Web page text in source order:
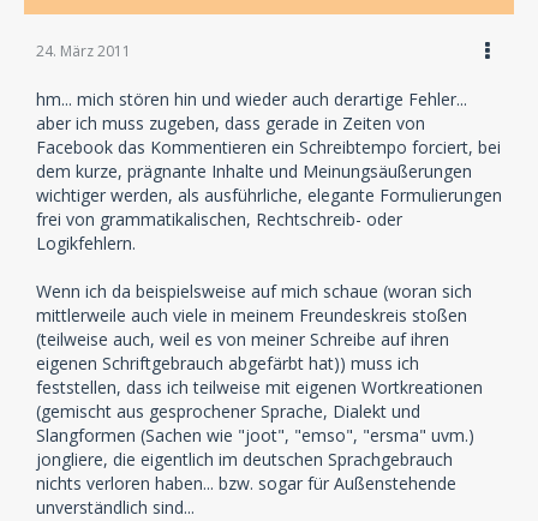
24. März 2011
hm... mich stören hin und wieder auch derartige Fehler...
aber ich muss zugeben, dass gerade in Zeiten von
Facebook das Kommentieren ein Schreibtempo forciert, bei
dem kurze, prägnante Inhalte und Meinungsäußerungen
wichtiger werden, als ausführliche, elegante Formulierungen
frei von grammatikalischen, Rechtschreib- oder
Logikfehlern.
Wenn ich da beispielsweise auf mich schaue (woran sich
mittlerweile auch viele in meinem Freundeskreis stoßen
(teilweise auch, weil es von meiner Schreibe auf ihren
eigenen Schriftgebrauch abgefärbt hat)) muss ich
feststellen, dass ich teilweise mit eigenen Wortkreationen
(gemischt aus gesprochener Sprache, Dialekt und
Slangformen (Sachen wie "joot", "emso", "ersma" uvm.)
jongliere, die eigentlich im deutschen Sprachgebrauch
nichts verloren haben... bzw. sogar für Außenstehende
unverständlich sind...